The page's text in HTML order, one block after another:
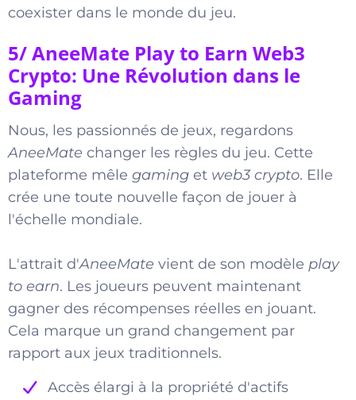
coexister dans le monde du jeu.
5/ AneeMate Play to Earn Web3
Crypto: Une Révolution dans le
Gaming
Nous, les passionnés de jeux, regardons
AneeMate changer les règles du jeu. Cette
plateforme mêle gaming et web3 crypto. Elle
crée une toute nouvelle façon de jouer à
l'échelle mondiale.
L'attrait d'AneeMate vient de son modèle play
to earn. Les joueurs peuvent maintenant
gagner des récompenses réelles en jouant.
Cela marque un grand changement par
rapport aux jeux traditionnels.
Accès élargi à la propriété d'actifs